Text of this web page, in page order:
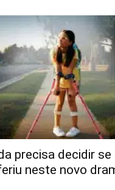
precisa decidir se
neste novo